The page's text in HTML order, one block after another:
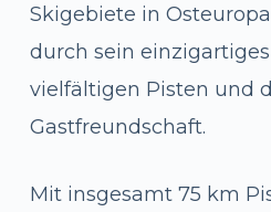
Skigebiete in
durch sein
vielfältigen Pisten und
Gastfreundschaft.
Mit insgesamt 75 km